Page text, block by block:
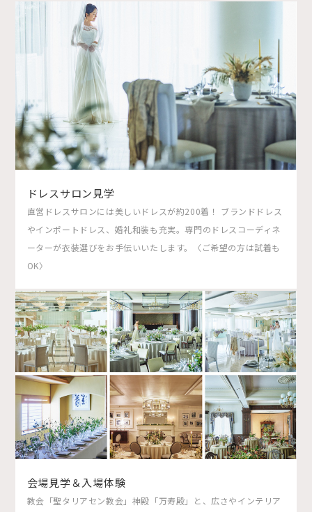
ドレスサロン見学
直営ドレスサロンには美しいドレスが約200着！ ブランドドレス
やインポートドレス、婚礼和装も充実。専門のドレスコーディネ
ーターが衣装選びをお手伝いいたします。〈ご希望の方は試着も
OK〉
会場見学＆入場体験
教会「聖タリアセン教会」神殿「万寿殿」と、広さやインテリア